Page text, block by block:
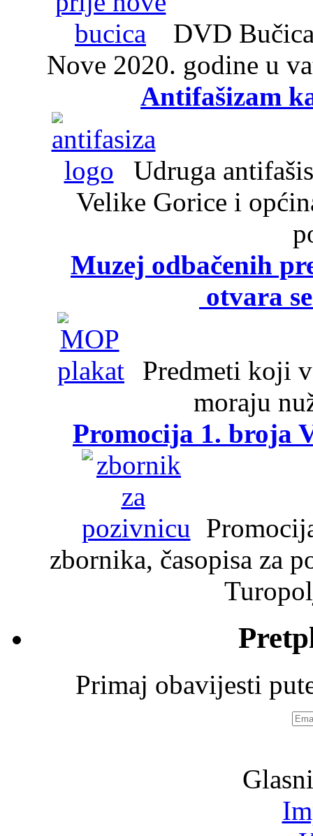
DVD
Nove 2020. godine u
Antifašizam
Udruga
Velike Gorice i
Muzej odbačenih
otvara
Predmeti koji
moraju
Promocija 1. broja
zbornika, časopisa za
Primaj obavijesti